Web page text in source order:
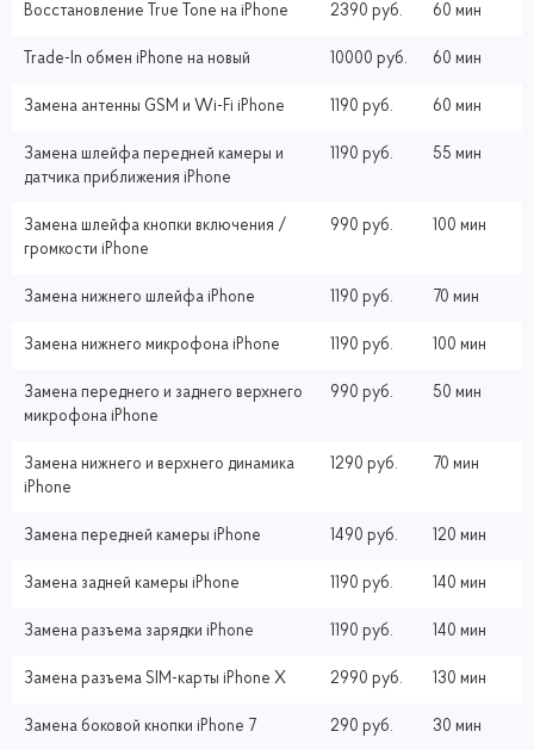
Восстановление True Tone на iPhone 2390 руб. 60 мин
Trade-In обмен iPhone на новый 10000 руб. 60 мин
Замена антенны GSM и Wi-Fi iPhone 1190 руб. 60 мин
Замена шлейфа передней камеры и
датчика приближения iPhone
1190 руб. 55 мин
Замена шлейфа кнопки включения /
громкости iPhone
990 руб. 100 мин
Замена нижнего шлейфа iPhone 1190 руб. 70 мин
Замена нижнего микрофона iPhone 1190 руб. 100 мин
Замена переднего и заднего верхнего
микрофона iPhone
990 руб. 50 мин
Замена нижнего и верхнего динамика
iPhone
1290 руб. 70 мин
Замена передней камеры iPhone 1490 руб. 120 мин
Замена задней камеры iPhone 1190 руб. 140 мин
Замена разъема зарядки iPhone 1190 руб. 140 мин
Замена разъема SIM-карты iPhone X 2990 руб. 130 мин
Замена боковой кнопки iPhone 7 290 руб. 30 мин